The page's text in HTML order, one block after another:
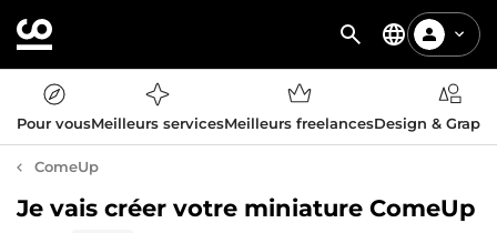
Pour vousMeilleurs servicesMeilleurs freelancesDesign &
ComeUp
Je vais créer votre miniature ComeUp